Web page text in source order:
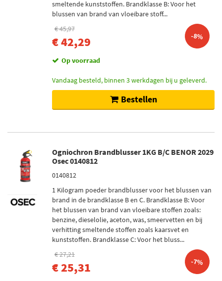
smeltende kunststoffen. Brandklasse B: Voor het
blussen van brand van vloeibare stoff...
€ 45,97
€ 42,29 -8%
Op voorraad
Vandaag besteld, binnen 3 werkdagen bij u geleverd.
Bestellen
Ogniochron Brandblusser 1KG B/C BENOR 2029
Osec 0140812
0140812
1 Kilogram poeder brandblusser voor het blussen van
brand in de brandklasse B en C. Brandklasse B: Voor
het blussen van brand van vloeibare stoffen zoals:
benzine, dieselolie, aceton, was, smeervetten en bij
verhitting smeltende stoffen zoals kaarsvet en
kunststoffen. Brandklasse C: Voor het bluss...
€ 27,21
€ 25,31 -7%